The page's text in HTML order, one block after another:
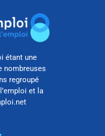
étant une
nombreuses
regroupé
et la